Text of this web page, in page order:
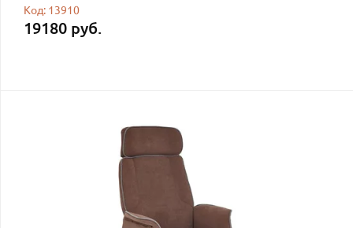
Код: 13910
19180 руб.